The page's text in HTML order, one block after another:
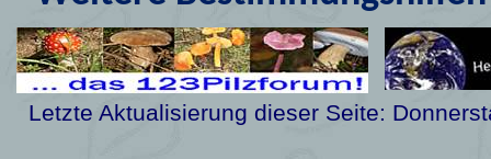
Letzte Aktualisierung dieser Seite: